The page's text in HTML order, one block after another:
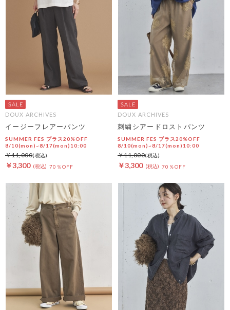
DOUX ARCHIVES
イージーフレアーパンツ
SUMMER FES プラス20%OFF
8/10(mon)~8/17(mon)10:00
￥3,300 70％OFF
￥11,000
DOUX ARCHIVES
刺繍シアードロストパンツ
SUMMER FES プラス20%OFF
8/10(mon)~8/17(mon)10:00
￥3,300 70％OFF
￥11,000